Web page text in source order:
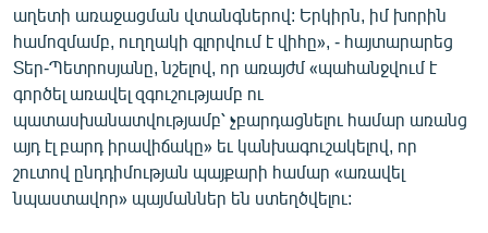
«Ազատության» բոլոր կայքերը
աղետի առաջացման վտանգներով: Երկիրն, իմ խորին
համոզմամբ, ուղղակի գլորվում է վիհը», - հայտարարեց
Տեր-Պետրոսյանը, նշելով, որ առայժմ «պահանջվում է
գործել առավել զգուշությամբ ու
պատասխանատվությամբ՝ չբարդացնելու համար առանց
այդ էլ բարդ իրավիճակը» եւ կանխագուշակելով, որ
շուտով ընդդիմության պայքարի համար «առավել
նպաստավոր» պայմաններ են ստեղծվելու: